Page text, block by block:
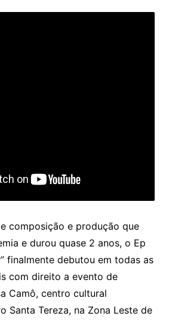
composição e produção que
e durou quase 2 anos, o Ep
finalmente debutou em todas as
com direito a evento de
Camô, centro cultural
Santa Tereza, na Zona Leste de